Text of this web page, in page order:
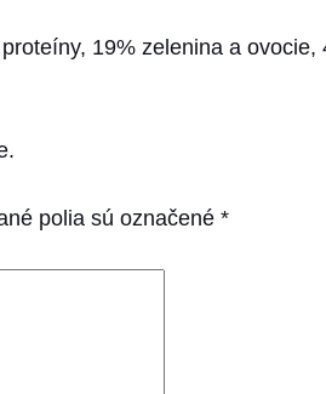
19% zelenina a ovocie,
polia sú označené *